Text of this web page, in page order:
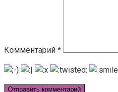
Комментарий *